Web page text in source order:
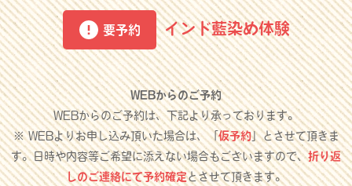
要予約 インド藍染め体験
WEBからのご予約
WEBからのご予約は、下記より承っております。
※ WEBよりお申し込み頂いた場合は、「仮予約」とさせて頂きま
す。日時や内容等ご希望に添えない場合もございますので、折り返
しのご連絡にて予約確定とさせて頂きます。